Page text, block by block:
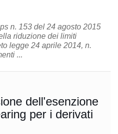
n. 153 del 24 agosto 2015
riduzione dei limiti
legge 24 aprile 2014, n.
...
dell'esenzione
per i derivati